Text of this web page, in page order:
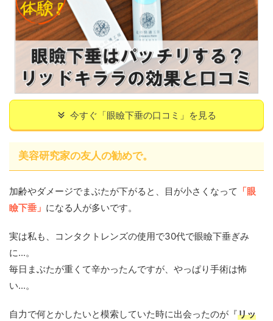
今すぐ「眼瞼下垂の口コミ」を見る
美容研究家の友人の勧めで。
加齢やダメージでまぶたが下がると、目が小さくなって 「眼
瞼下垂」 になる人が多いです。
実は私も、コンタクトレンズの使用で30代で眼瞼下垂ぎみ
に...。
毎日まぶたが重くて辛かったんですが、やっぱり手術は怖
い...。
自力で何とかしたいと模索していた時に出会ったのが『リッ